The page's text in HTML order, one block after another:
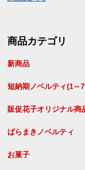
商品カテゴリ
新商品
短納期ノベルティ(1～
販促花子オリジナル商
ばらまきノベルティ
お菓子